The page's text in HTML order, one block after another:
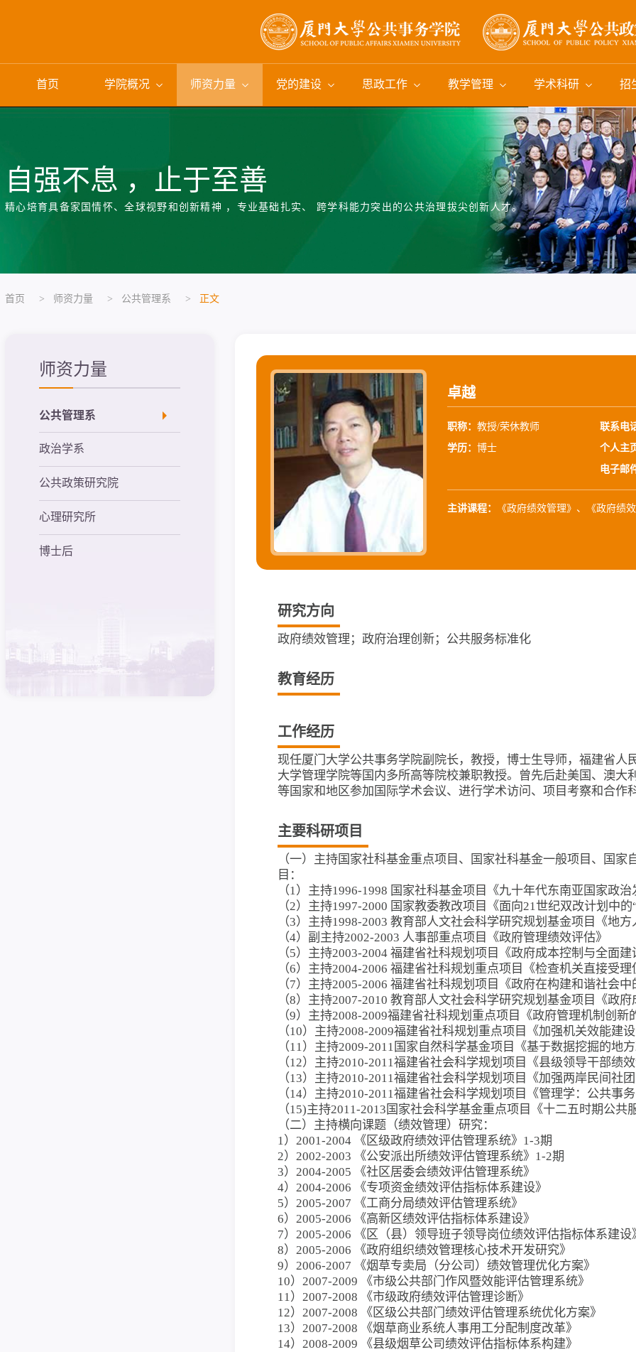
首页 学院概况 师资力量 党的建设 思政工作 教学管理 学术科研 招
自强不息 ，止于至善
精心培育具备家国情怀、全球视野和创新精神 ，专业基础扎实、 跨学科能力突出的公共治理拔尖创新人才。
首页 > 师资力量 > 公共管理系 > 正文
师资力量
公共管理系
政治学系
公共政策研究院
心理研究所
博士后
卓越
职称： 教授/荣休教师
学历： 博士
联系电
个人主
电子邮
主讲课程： 《政府绩效管理》、《政府绩
研究方向
政府绩效管理；政府治理创新；公共服务标准化
教育经历
工作经历
现任厦门大学公共事务学院副院长，教授，博士生导师，福建省人
大学管理学院等国内多所高等院校兼职教授。曾先后赴美国、澳
等国家和地区参加国际学术会议、进行学术访问、项目考察和合作
主要科研项目
（一）主持国家社科基金重点项目、国家社科基金一般项目、国
目：
（1）主持1996-1998 国家社科基金项目《九十年代东南亚国家政
（2）主持1997-2000 国家教委教改项目《面向21世纪双改计划中
（3）主持1998-2003 教育部人文社会科学研究规划基金项目《地
（4）副主持2002-2003 人事部重点项目《政府管理绩效评估》
（5）主持2003-2004 福建省社科规划项目《政府成本控制与全面
（6）主持2004-2006 福建省社科规划重点项目《检查机关直接受
（7）主持2005-2006 福建省社科规划项目《政府在构建和谐社会中
（8）主持2007-2010 教育部人文社会科学研究规划基金项目《政
（9）主持2008-2009福建省社科规划重点项目《政府管理机制创新
（10）主持2008-2009福建省社科规划重点项目《加强机关效能建
（11）主持2009-2011国家自然科学基金项目《基于数据挖掘的地
（12）主持2010-2011福建省社会科学规划项目《县级领导干部绩
（13）主持2010-2011福建省社会科学规划项目《加强两岸民间社
（14）主持2010-2011福建省社会科学规划项目《管理学：公共事
（15)主持2011-2013国家社会科学基金重点项目《十二五时期公共
（二）主持横向课题（绩效管理）研究：
1）2001-2004 《区级政府绩效评估管理系统》1-3期
2）2002-2003 《公安派出所绩效评估管理系统》1-2期
3）2004-2005 《社区居委会绩效评估管理系统》
4）2004-2006 《专项资金绩效评估指标体系建设》
5）2005-2007 《工商分局绩效评估管理系统》
6）2005-2006 《高新区绩效评估指标体系建设》
7）2005-2006 《区（县）领导班子领导岗位绩效评估指标体系建设
8）2005-2006 《政府组织绩效管理核心技术开发研究》
9）2006-2007 《烟草专卖局（分公司）绩效管理优化方案》
10）2007-2009 《市级公共部门作风暨效能评估管理系统》
11）2007-2008 《市级政府绩效评估管理诊断》
12）2007-2008 《区级公共部门绩效评估管理系统优化方案》
13）2007-2008 《烟草商业系统人事用工分配制度改革》
14）2008-2009 《县级烟草公司绩效评估指标体系构建》